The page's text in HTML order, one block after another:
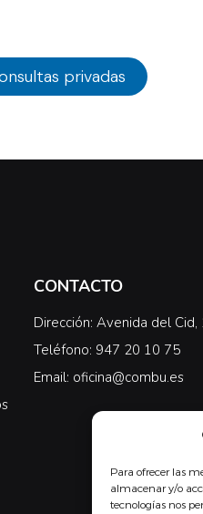
Para ofrecer las
almacenar y/o
tecnologías nos
privadas
CONTACTO
Dirección: Avenida del
Teléfono: 947 20 10 75
Email: oficina@combu.es